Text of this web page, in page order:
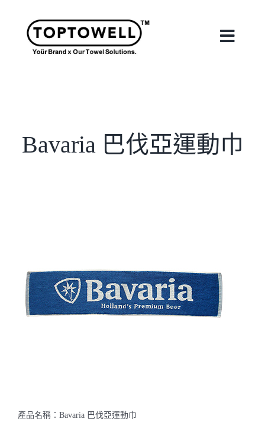
Toggle
關於我們
聯絡我們
Bavaria 巴伐亞運動巾
產品名稱：Bavaria 巴伐亞運動巾